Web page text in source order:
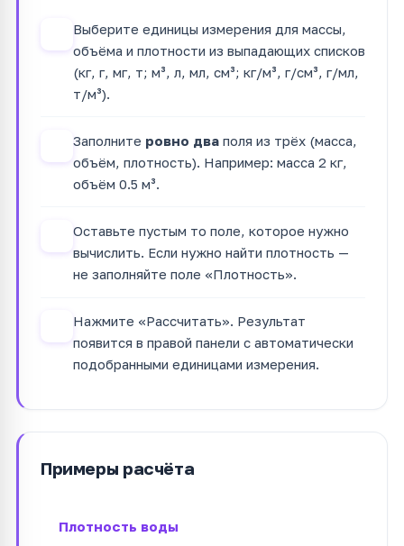
Выберите единицы измерения для массы,
объёма и плотности из выпадающих списков
(кг, г, мг, т; м³, л, мл, см³; кг/м³, г/см³, г/мл,
т/м³).
Заполните ровно два поля из трёх (масса,
объём, плотность). Например: масса 2 кг,
объём 0.5 м³.
Оставьте пустым то поле, которое нужно
вычислить. Если нужно найти плотность —
не заполняйте поле «Плотность».
Нажмите «Рассчитать». Результат
появится в правой панели с автоматически
подобранными единицами измерения.
Примеры расчёта
Плотность воды